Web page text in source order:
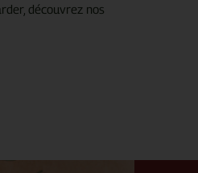
découvrez nos